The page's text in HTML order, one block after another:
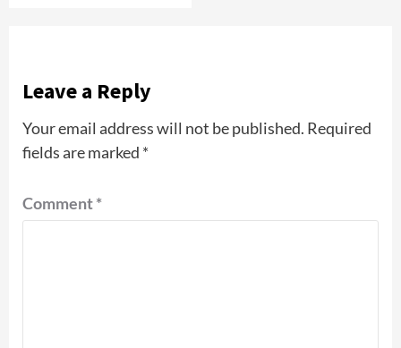
Leave a Reply
Your email address will not be published. Required
fields are marked *
Comment*